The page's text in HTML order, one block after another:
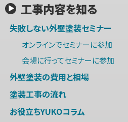
工事内容を知る
失敗しない外壁塗装セミナー
オンラインでセミナーに参加
会場に行ってセミナーに参加
外壁塗装の費用と相場
塗装工事の流れ
お役立ちYUKOコラム